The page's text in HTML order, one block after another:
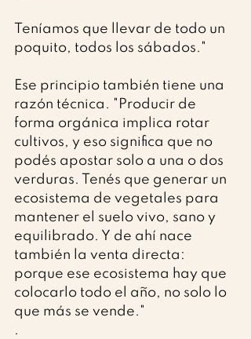
Teníamos que llevar de todo un
poquito, todos los sábados."
Ese principio también tiene una
razón técnica. "Producir de
forma orgánica implica rotar
cultivos, y eso significa que no
podés apostar solo a una o dos
verduras. Tenés que generar un
ecosistema de vegetales para
mantener el suelo vivo, sano y
equilibrado. Y de ahí nace
también la venta directa:
porque ese ecosistema hay que
colocarlo todo el año, no solo lo
que más se vende."
.